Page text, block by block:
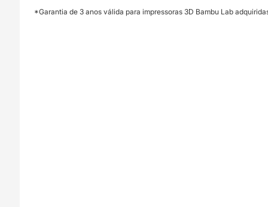
*Garantia de 3 anos válida para impressoras 3D Bambu Lab